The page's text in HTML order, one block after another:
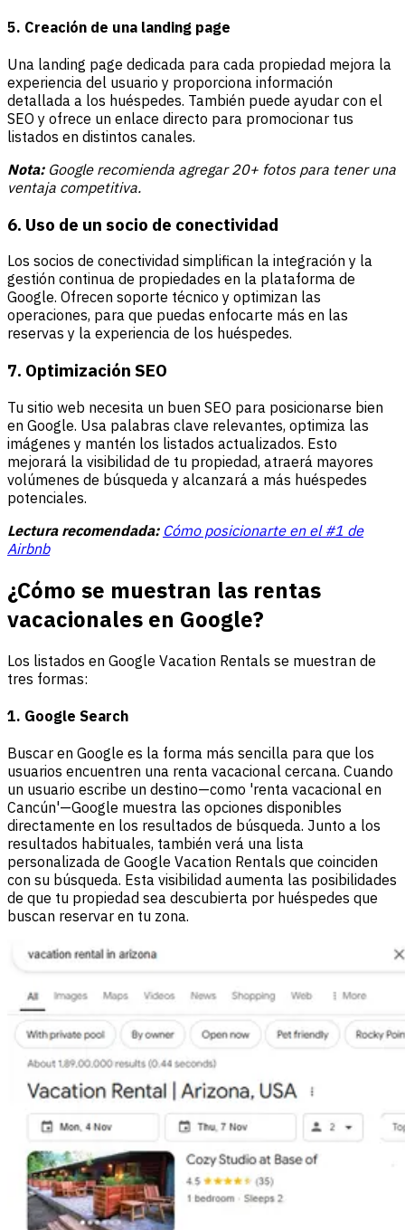
5. Creación de una landing page
Una landing page dedicada para cada propiedad mejora la
experiencia del usuario y proporciona información
detallada a los huéspedes. También puede ayudar con el
SEO y ofrece un enlace directo para promocionar tus
listados en distintos canales.
Nota:Google recomienda agregar 20+ fotos para tener una
ventaja competitiva.
6. Uso de un socio de conectividad
Los socios de conectividad simplifican la integración y la
gestión continua de propiedades en la plataforma de
Google. Ofrecen soporte técnico y optimizan las
operaciones, para que puedas enfocarte más en las
reservas y la experiencia de los huéspedes.
7. Optimización SEO
Tu sitio web necesita un buen SEO para posicionarse bien
en Google. Usa palabras clave relevantes, optimiza las
imágenes y mantén los listados actualizados. Esto
mejorará la visibilidad de tu propiedad, atraerá mayores
volúmenes de búsqueda y alcanzará a más huéspedes
potenciales.
Lectura recomendada: Cómo posicionarte en el #1 de
Airbnb
¿Cómo se muestran las rentas
vacacionales en Google?
Los listados en Google Vacation Rentals se muestran de
tres formas:
1. Google Search
Buscar en Google es la forma más sencilla para que los
usuarios encuentren una renta vacacional cercana. Cuando
un usuario escribe un destino—como 'renta vacacional en
Cancún'—Google muestra las opciones disponibles
directamente en los resultados de búsqueda. Junto a los
resultados habituales, también verá una lista
personalizada de Google Vacation Rentals que coinciden
con su búsqueda. Esta visibilidad aumenta las posibilidades
de que tu propiedad sea descubierta por huéspedes que
buscan reservar en tu zona.